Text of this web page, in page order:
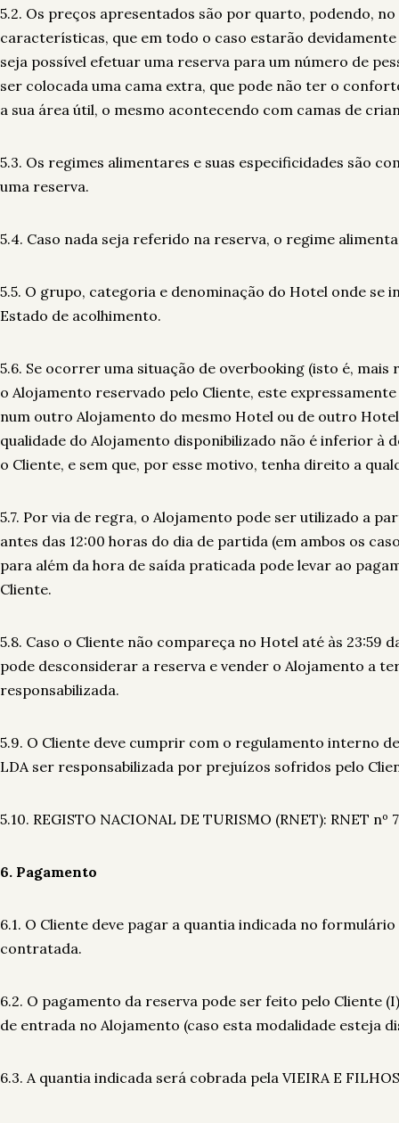
5.2. Os preços apresentados são por quarto, podendo,
características, que em todo o caso estarão
seja possível efetuar uma reserva para um número de
ser colocada uma cama extra, que pode não ter o
a sua área útil, o mesmo acontecendo com camas de
5.3. Os regimes alimentares e suas especificidades são
uma reserva.
5.4. Caso nada seja referido na reserva, o regime
5.5. O grupo, categoria e denominação do Hotel onde se
Estado de acolhimento.
5.6. Se ocorrer uma situação de overbooking (isto é,
o Alojamento reservado pelo Cliente, este
num outro Alojamento do mesmo Hotel ou de outro
qualidade do Alojamento disponibilizado não é inferior à
o Cliente, e sem que, por esse motivo, tenha direito a
5.7. Por via de regra, o Alojamento pode ser utilizado a
antes das 12:00 horas do dia de partida (em ambos os
para além da hora de saída praticada pode levar ao
Cliente.
5.8. Caso o Cliente não compareça no Hotel até às
pode desconsiderar a reserva e vender o Alojamento a
responsabilizada.
5.9. O Cliente deve cumprir com o regulamento interno
LDA ser responsabilizada por prejuízos sofridos pelo
5.10. REGISTO NACIONAL DE TURISMO (RNET): RNET
6. Pagamento
6.1. O Cliente deve pagar a quantia indicada no
contratada.
6.2. O pagamento da reserva pode ser feito pelo Cliente
de entrada no Alojamento (caso esta modalidade esteja
6.3. A quantia indicada será cobrada pela VIEIRA E